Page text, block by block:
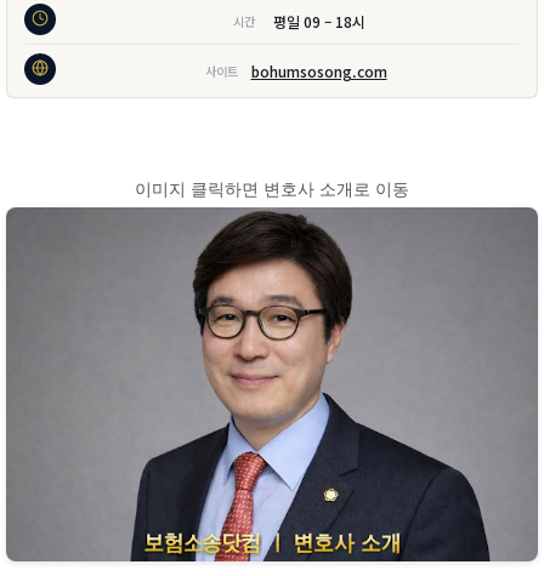
시간 평일 09 – 18시
사이트 bohumsosong.com
이미지 클릭하면 변호사 소개로 이동